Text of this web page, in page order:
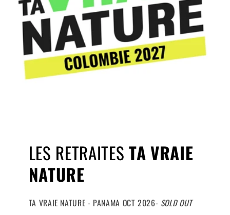
LES RETRAITES TA VRAIE
NATURE
TA VRAIE NATURE - PANAMA OCT 2026- SOLD OUT